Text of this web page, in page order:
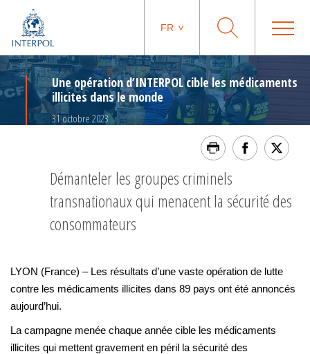
FR
Une opération d’INTERPOL cible les médicaments
illicites dans le monde
31 octobre 2023
Démanteler les groupes criminels
transnationaux qui menacent la sécurité des
consommateurs
LYON (France) – Les résultats d’une vaste opération de lutte
contre les médicaments illicites dans 89 pays ont été annoncés
aujourd’hui.
La campagne menée chaque année cible les médicaments
illicites qui mettent gravement en péril la sécurité des